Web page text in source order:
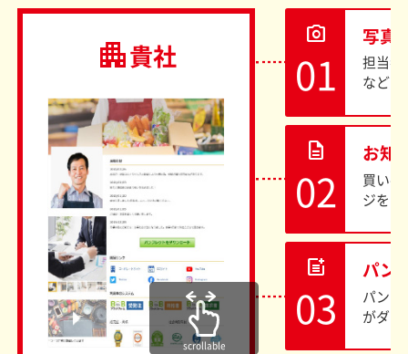
apartment貴社
photo_camera 写真
担当者
などを
description お知
買い
ジを自
post_add パン
パン
がダウ
scrollable